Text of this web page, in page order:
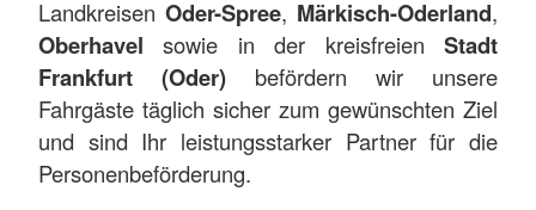
Landkreisen Oder-Spree, Märkisch-Oderland,
Oberhavel sowie in der kreisfreien Stadt
Frankfurt (Oder) befördern wir unsere
Fahrgäste täglich sicher zum gewünschten Ziel
und sind Ihr leistungsstarker Partner für die
Personenbeförderung.